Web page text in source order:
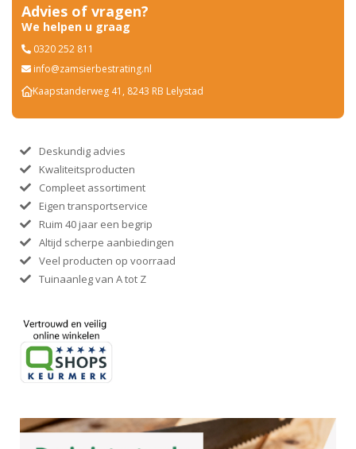
Advies of vragen?
We helpen u graag
0320 252 811
info@zamsierbestrating.nl
Kaapstanderweg 41, 8243 RB Lelystad
Deskundig advies
Kwaliteitsproducten
Compleet assortiment
Eigen transportservice
Ruim 40 jaar een begrip
Altijd scherpe aanbiedingen
Veel producten op voorraad
Tuinaanleg van A tot Z